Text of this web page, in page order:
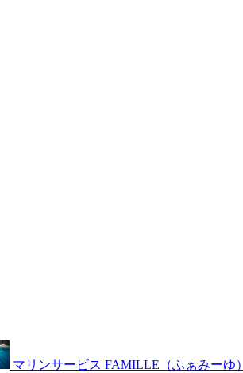
マリンサービス FAMILLE（ふぁみーゆ）